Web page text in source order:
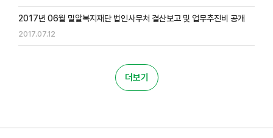
2017년 06월 밀알복지재단 법인사무처 결산보고 및 업무추진비 공개
2017.07.12
더보기